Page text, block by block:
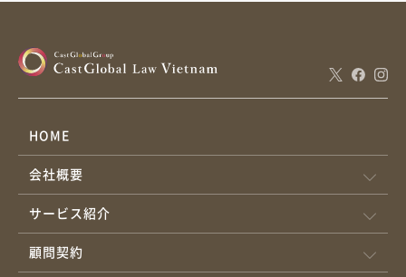
府がテレビ・ラジオ放送サービスを管理することを規定していま
すが、海外事業者がベトナム国内で提供するサービスを含むかど
れば、ベトナム政府がベトナム国内でのテレビ・ラジオ放送サー
ビスをベトナムの法律に基づいて管理します。管理されるサービ
スには、海外事業者からベトナム国内でのユーザーに提供するイ
ンターネット上のテレビ・ラジオ放送サービス（以下「OTT TV」
といいます。）も含まれます。 つまり、本政令では、ベトナム国
内でのユーザーにOTT TVを提供する海外事業者がベトナム企業と
同様に、ベトナム法令を厳守し、サービスを提供するための法定
HOME
会社概要
サービス紹介
顧問契約